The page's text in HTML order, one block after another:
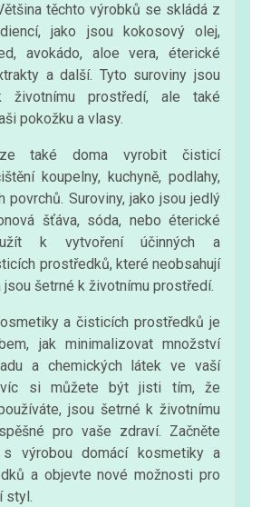
těchto výrobků se skládá z
jako jsou kokosový olej,
avokádo, aloe vera, éterické
a další. Tyto suroviny jsou
životnímu prostředí, ale také
pokožku a vlasy.
také doma vyrobit čisticí
koupelny, kuchyně, podlahy,
povrchů. Suroviny, jako jsou jedlý
šťáva, sóda, nebo éterické
k vytvoření účinných a
prostředků, které neobsahují
šetrné k životnímu prostředí.
a čisticích prostředků je
jak minimalizovat množství
a chemických látek ve vaší
si můžete být jisti tím, že
jsou šetrné k životnímu
pro vaše zdraví. Začněte
s výrobou domácí kosmetiky a
a objevte nové možnosti pro
styl.